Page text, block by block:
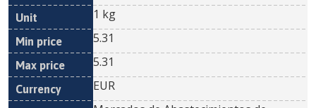
1 kg
5.31
5.31
EUR